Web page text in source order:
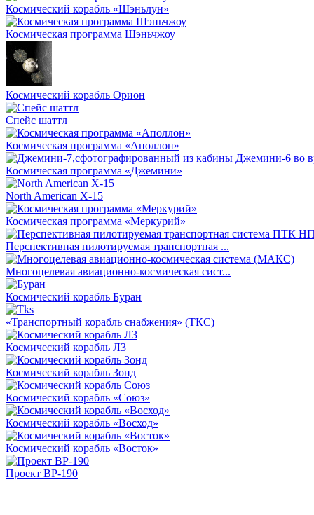
Космический корабль «Шэньлун»
Космическая программа Шэньчжоу
Космический корабль Орион
Спейс шаттл
Космическая программа «Аполлон»
Космическая программа «Джемини»
North American X-15
Космическая программа «Меркурий»
Перспективная пилотируемая транспортная ...
Многоцелевая авиационно-космическая сист...
Космический корабль Буран
«Транспортный корабль снабжения» (ТКС)
Космический корабль Л3
Космический корабль Зонд
Космический корабль «Союз»
Космический корабль «Восход»
Космический корабль «Восток»
Проект ВР-190